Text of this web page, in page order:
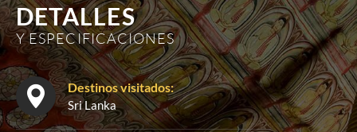
DETALLES
Y ESPECIFICACIONES
Destinos visitados:
Sri Lanka